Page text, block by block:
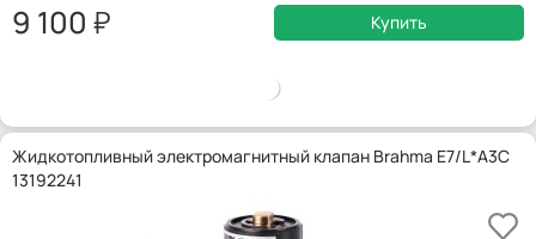
9 100 Купить
Жидкотопливный электромагнитный клапан Brahma E7/L*A3C
13192241